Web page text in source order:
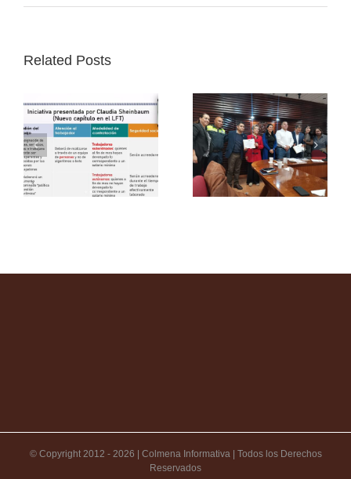
Related Posts
© Copyright 2012 - 2026 | Colmena Informativa | Todos los Derechos
Reservados